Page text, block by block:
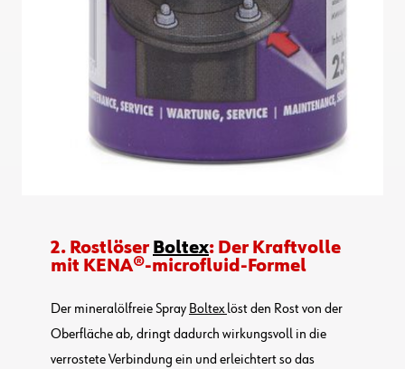
2. Rostlöser Boltex: Der Kraftvolle
mit KENA®-microfluid-Formel
Der mineralölfreie Spray Boltexlöst den Rost von der
Oberfläche ab, dringt dadurch wirkungsvoll in die
verrostete Verbindung ein und erleichtert so das